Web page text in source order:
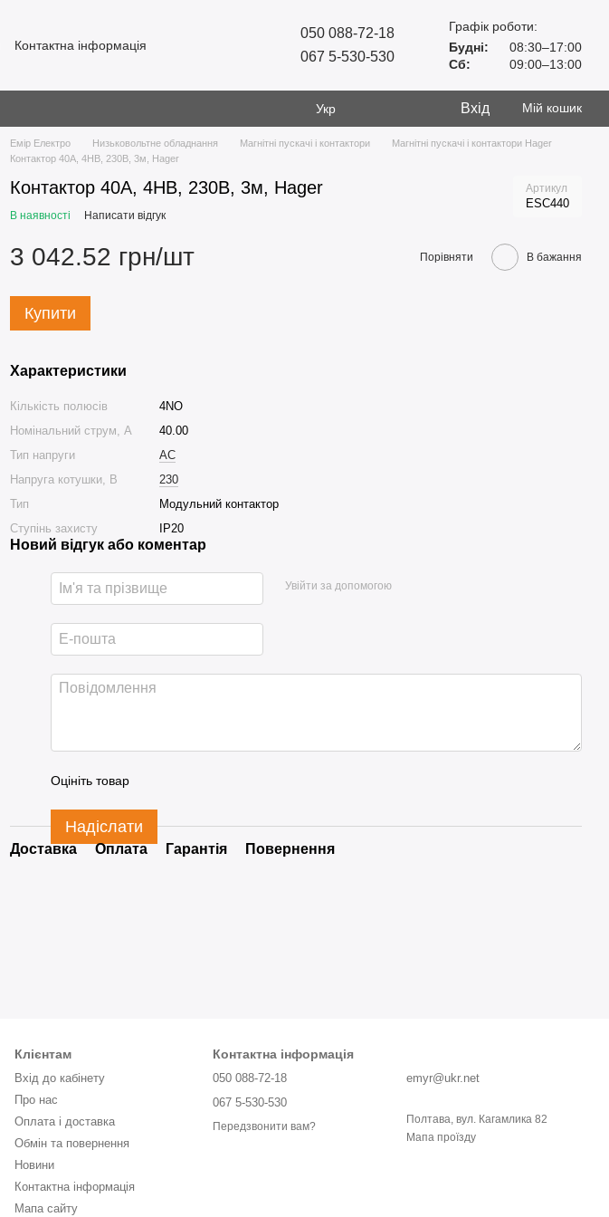
Контактна інформація
050 088-72-18
067 5-530-530
Графік роботи:
Будні:
08:30–17:00
Сб:
09:00–13:00
Укр Вхід Мій кошик
Емір Електро Низьковольтне обладнання Магнітні пускачі і контактори
Магнітні пускачі і контактори Hager
Контактор 40A, 4НВ, 230В, 3м, Hager
Контактор 40A, 4НВ, 230В, 3м, Hager Артикул
ESC440
В наявності Написати відгук
3 042.52 грн/шт Порівняти В бажання
Купити
Характеристики
Кількість полюсів
4NO
Номінальний струм, А
40.00
Тип напруги
AC
Напруга котушки, В
230
Тип
Модульний контактор
Ступінь захисту
IP20
Новий відгук або коментар
Увійти за допомогою
Оцініть товар
Надіслати
Доставка Оплата Гарантія Повернення
Клієнтам
Вхід до кабінету
Про нас
Оплата і доставка
Обмін та повернення
Новини
Контактна інформація
Мапа сайту
Контактна інформація
050 088-72-18
067 5-530-530
Передзвонити вам?
emyr@ukr.net
Полтава, вул. Кагамлика 82
Мапа проїзду